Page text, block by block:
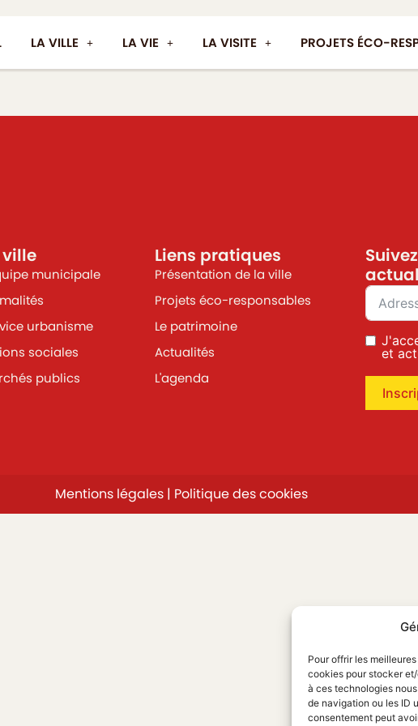
Pour offrir les
cookies pour stocker
à ces technologies
de navigation ou les ID
consentement peut
LA VILLE LA VIE LA VISITE PROJETS ÉCO-
ville
municipale
urbanisme
sociales
publics
Liens pratiques
Présentation de la ville
Projets éco-responsables
Le patrimoine
Actualités
L'agenda
et
Mentions légales | Politique des cookies